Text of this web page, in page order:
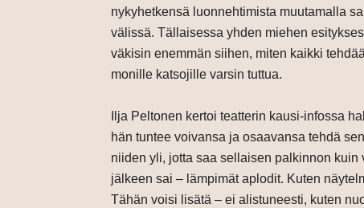
nykyhetkensä luonnehtimista muutamalla
välissä. Tällaisessa yhden miehen
väkisin enemmän siihen, miten kaikki
monille katsojille varsin tuttua.
Ilja Peltonen kertoi teatterin kausi-infossa
hän tuntee voivansa ja osaavansa tehdä
niiden yli, jotta saa sellaisen palkinnon
jälkeen sai – lämpimät aplodit. Kuten
Tähän voisi lisätä – ei alistuneesti, kuten